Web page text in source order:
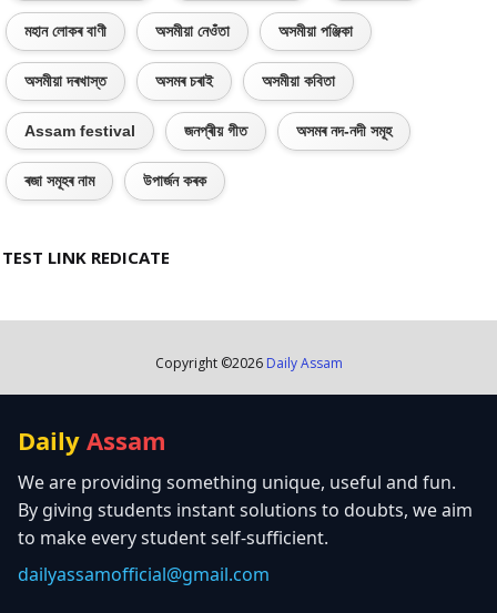
মহান লোকৰ বাণী অসমীয়া নেওঁতা অসমীয়া পঞ্জিকা
অসমীয়া দৰখাস্ত অসমৰ চৰাই অসমীয়া কবিতা
Assam festival জনপ্ৰীয় গীত অসমৰ নদ-নদী সমূহ
ৰজা সমূহৰ নাম উপাৰ্জন কৰক
TEST LINK REDICATE
Copyright ©2026 Daily Assam
Daily Assam
We are providing something unique, useful and fun.
By giving students instant solutions to doubts, we aim
to make every student self-sufficient.
dailyassamofficial@gmail.com